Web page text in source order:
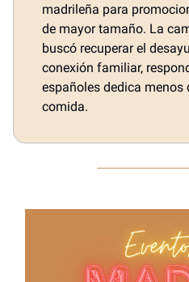
madrileña para
de mayor tamaño. La
buscó recuperar el
conexión familiar,
españoles dedica menos
comida.